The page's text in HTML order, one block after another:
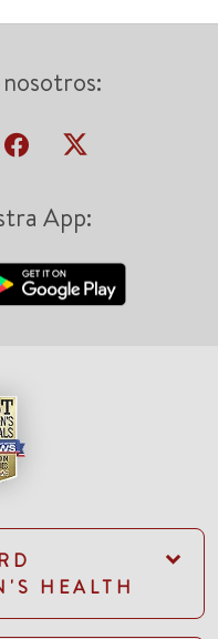
App:
HEALTH